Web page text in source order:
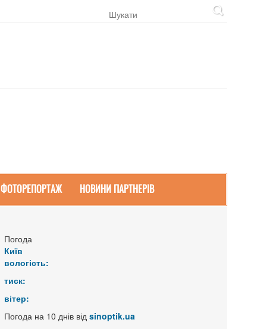
ФОТОРЕПОРТАЖ НОВИНИ ПАРТНЕРІВ
Погода
Київ
вологість:
тиск:
вітер:
Погода на 10 днів від sinoptik.ua